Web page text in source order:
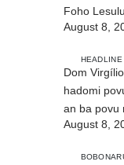
Foho
August 8,
HEADLINE
Dom
hadomi
an ba povu
fuan”
August 8,